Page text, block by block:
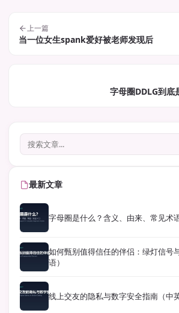
上一篇
当一位女生spank爱好被老师发现后
字母圈DDLG到底
最新文章
字母圈是什么？含义、由来、常见术
如何甄别值得信任的伴侣：绿灯信号
语）
线上交友的隐私与数字安全指南（中